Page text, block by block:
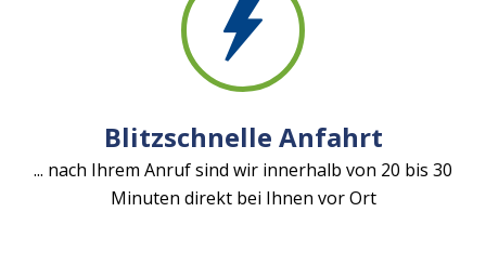
Blitzschnelle Anfahrt
... nach Ihrem Anruf sind wir innerhalb von 20 bis 30
Minuten direkt bei Ihnen vor Ort